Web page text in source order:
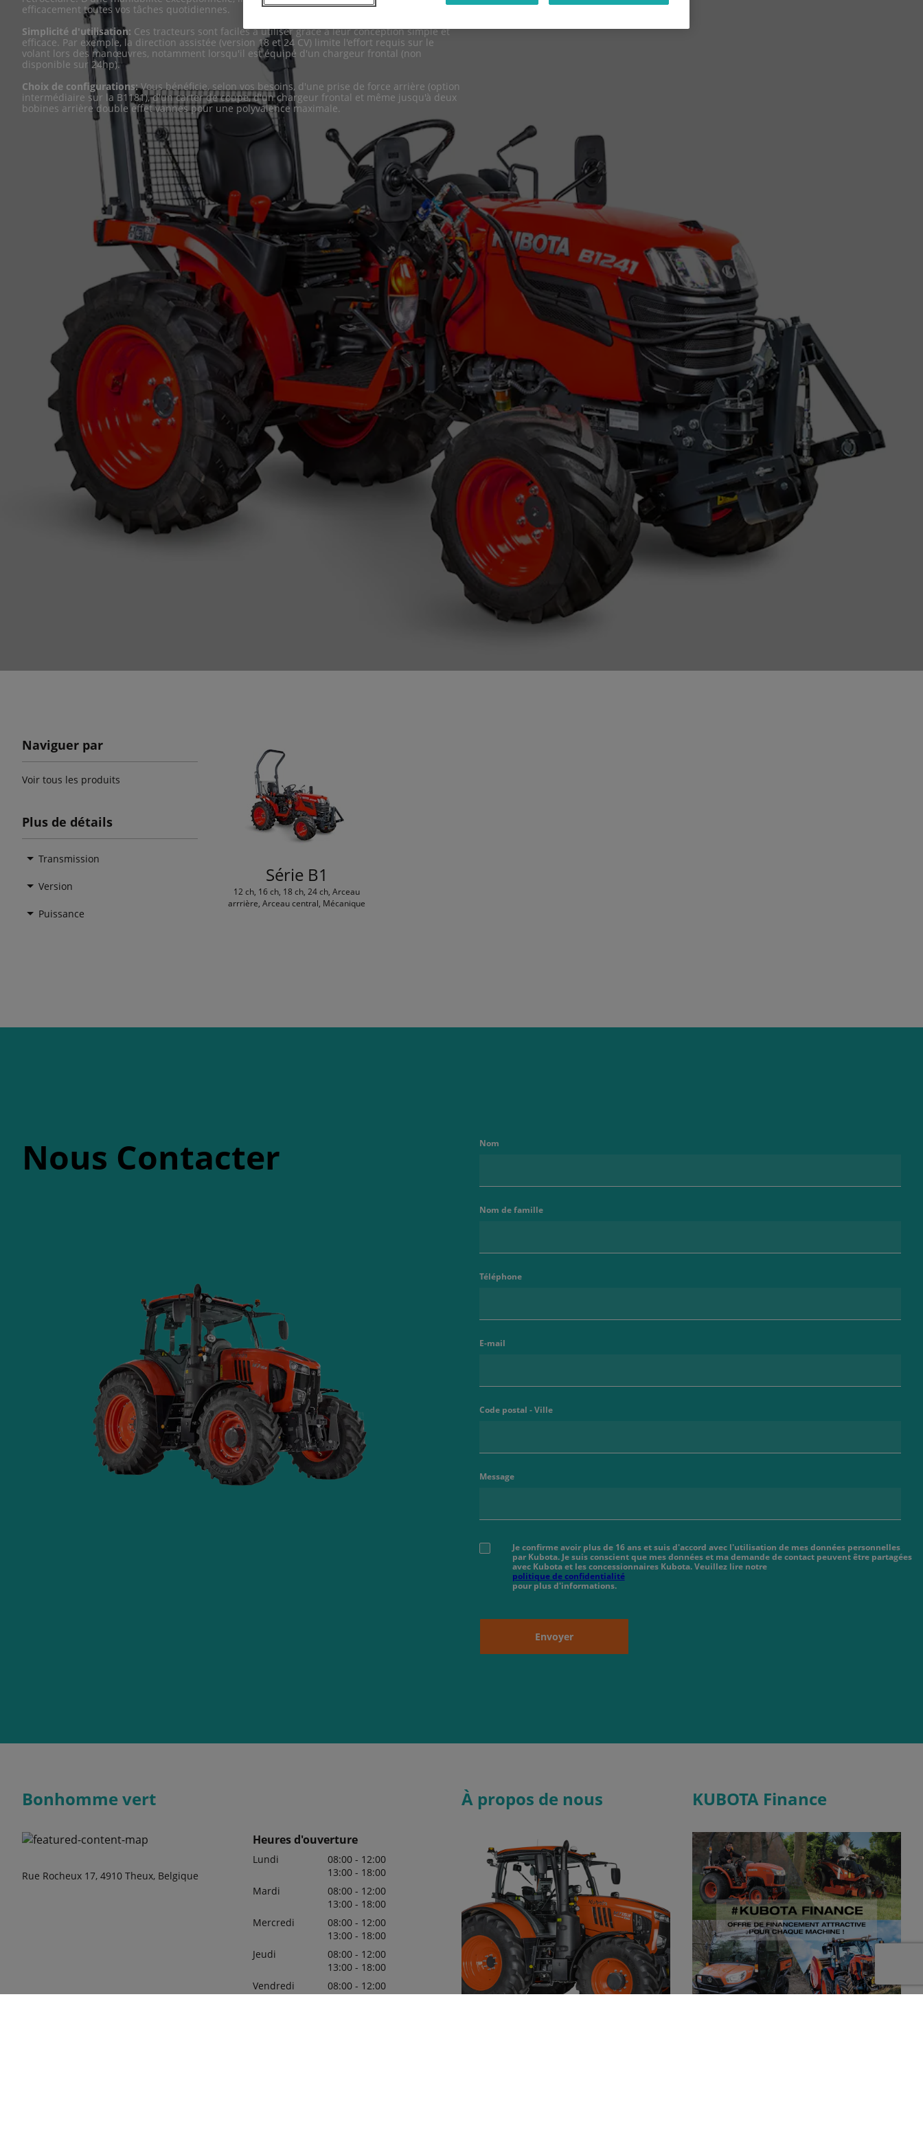
efficacement toutes vos tâches quotidiennes.
Simplicité d'utilisation: Ces tracteurs sont faciles à utiliser grâce à leur conception simple et
efficace. Par exemple, la direction assistée (version 18 et 24 CV) limite l'effort requis sur le
volant lors des manœuvres, notamment lorsqu'il est équipé d'un chargeur frontal (non
disponible sur 24hp).
Choix de configurations:Vous bénéficie, selon vos besoins, d'une prise de force arrière (option
intermédiaire sur la B1181), d'un carter de coupe, d'un chargeur frontal et même jusqu'à deux
bobines arrière double effet vannes pour une polyvalence maximale.
Naviguer par
Voir tous les produits
Plus de détails
Transmission
Version
Puissance
Série B1
12 ch, 16 ch, 18 ch, 24 ch, Arceau
arrrière, Arceau central, Mécanique
Nous Contacter Nom
Nom de famille
Téléphone
E-mail
Code postal - Ville
Message
Je confirme avoir plus de 16 ans et suis d'accord avec l'utilisation de mes données personnelles
par Kubota. Je suis conscient que mes données et ma demande de contact peuvent être partagées
avec Kubota et les concessionnaires Kubota. Veuillez lire notre
politique de confidentialité
pour plus d'informations.
Envoyer
Bonhomme vert
Rue Rocheux 17, 4910 Theux, Belgique
Heures d'ouverture
Lundi
08:00 - 12:00
13:00 - 18:00
Mardi
08:00 - 12:00
13:00 - 18:00
Mercredi
08:00 - 12:00
13:00 - 18:00
Jeudi
08:00 - 12:00
13:00 - 18:00
Vendredi
08:00 - 12:00
13:00 - 18:00
À propos de nous KUBOTA Finance